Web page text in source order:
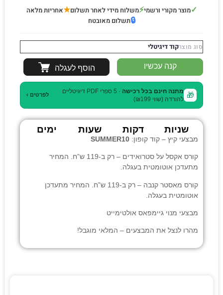
✓מוצר מקורי ורשמי⚡משלוח מידי לאחר תשלום★אחריות מלאה
🔒תשלום מאובטח
סוג מוצרקוד דיגיטלי
קנה עכשיו הוסף לעגלה
🎁 מתנה חינם בכל רכישה
· 5 ספרי PDF דיגיטליים
להורדה (שווי ₪199)
לפרטים ›
ימים שעות דקות שניות
מבצעי קיץ – קוד קופון: SUMMER10
קורס אקסל על סטרואידים
– רק ב-119 ש”ח. המחיר
מתעדכן אוטומטית בעגלה.
קורס מאסטר קנבה
– רק ב-119 ש”ח. המחיר מתעדכן
אוטומטית בעגלה.
מבצעי מנוי גיימפאס אולטימייט
מהרו לנצל את המבצעים – המלאי מוגבל!